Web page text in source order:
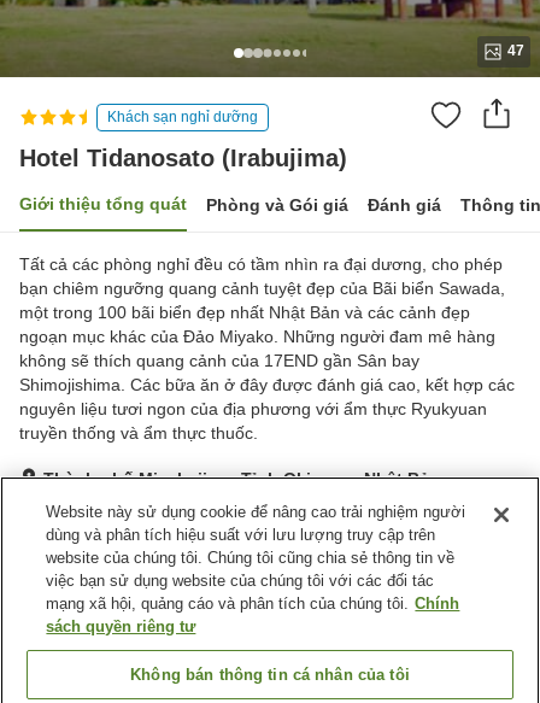
47
Khách sạn nghỉ dưỡng
Hotel Tidanosato (Irabujima)
Giới thiệu tổng quát Phòng và Gói giá Đánh giá Thông
Tất cả các phòng nghỉ đều có tầm nhìn ra đại dương, cho phép
bạn chiêm ngưỡng quang cảnh tuyệt đẹp của Bãi biển Sawada,
một trong 100 bãi biển đẹp nhất Nhật Bản và các cảnh đẹp
ngoạn mục khác của Đảo Miyako. Những người đam mê hàng
không sẽ thích quang cảnh của 17END gần Sân bay
Shimojishima. Các bữa ăn ở đây được đánh giá cao, kết hợp các
nguyên liệu tươi ngon của địa phương với ẩm thực Ryukyuan
truyền thống và ẩm thực thuốc.
Thành phố Miyakojima, Tỉnh Okinawa, Nhật Bản
Hiển thị trên bản đồ
Rất tốt Đánh giá:46lượt
Tiện nghi chỗ nghỉ
Bãi đỗ xe
Nhà hàng
Máy bán hàng tự động
Cửa hàng
Website này sử dụng cookie để nâng cao trải nghiệm người
dùng và phân tích hiệu suất với lưu lượng truy cập trên
website của chúng tôi. Chúng tôi cũng chia sẻ thông tin về
việc bạn sử dụng website của chúng tôi với các đối tác
mạng xã hội, quảng cáo và phân tích của chúng tôi. Chính
sách quyền riêng tư
Không bán thông tin cá nhân của tôi